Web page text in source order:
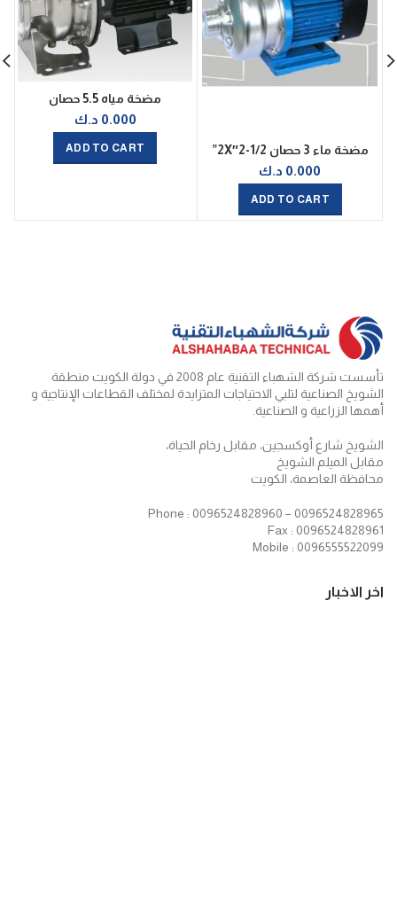
مضخة ماء 3 حصان 1/2-2″2X”
0.000 د.ك
ADD TO CART
مضخة مياه 5.5 حصان
0.000 د.ك
ADD TO CART
تأسست شركة الشهباء التقنية عام 2008 في دولة الكويت منطقة
الشويخ الصناعية لتلبي الاحتياجات المتزايدة لمختلف القطاعات الإنتاجية و
أهمها الزراعية و الصناعية.
الشويخ شارع أوكسجين، مقابل رخام الحياة،
مقابل الميلم الشويخ
محافظة العاصمة، الكويت
Phone : 0096524828960 – 0096524828965
Fax : 0096524828961
Mobile : 0096555522099
اخر الاخبار